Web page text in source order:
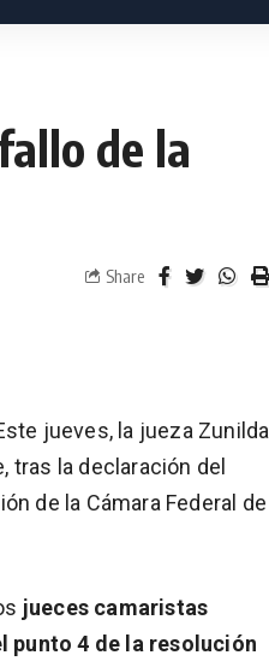
de la
Share
jueves, la jueza Zunilda
tras la declaración del
de la Cámara Federal de
jueces camaristas
punto 4 de la resolución